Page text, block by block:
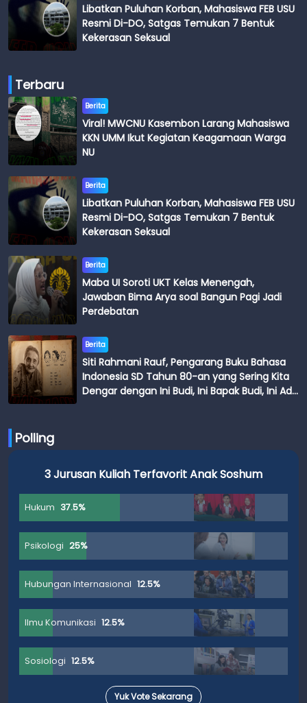
Libatkan Puluhan Korban, Mahasiswa FEB USU
Resmi Di-DO, Satgas Temukan 7 Bentuk
Kekerasan Seksual
Terbaru
Berita
Viral! MWCNU Kasembon Larang Mahasiswa
KKN UMM Ikut Kegiatan Keagamaan Warga
NU
Berita
Libatkan Puluhan Korban, Mahasiswa FEB USU
Resmi Di-DO, Satgas Temukan 7 Bentuk
Kekerasan Seksual
Berita
Maba UI Soroti UKT Kelas Menengah,
Jawaban Bima Arya soal Bangun Pagi Jadi
Perdebatan
Berita
Siti Rahmani Rauf, Pengarang Buku Bahasa
Indonesia SD Tahun 80-an yang Sering Kita
Dengar dengan Ini Budi, Ini Bapak Budi, Ini Adik
Polling
3 Jurusan Kuliah Terfavorit Anak Soshum
Hukum 37.5%
Psikologi 25%
Hubungan Internasional 12.5%
Ilmu Komunikasi 12.5%
Sosiologi 12.5%
Yuk Vote Sekarang